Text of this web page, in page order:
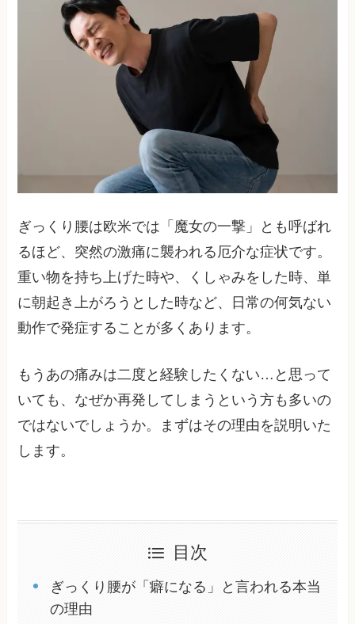
ぎっくり腰は欧米では「魔女の一撃」とも呼ばれ
るほど、突然の激痛に襲われる厄介な症状です。
重い物を持ち上げた時や、くしゃみをした時、単
に朝起き上がろうとした時など、日常の何気ない
動作で発症することが多くあります。
もうあの痛みは二度と経験したくない…と思って
いても、なぜか再発してしまうという方も多いの
ではないでしょうか。まずはその理由を説明いた
します。
目次
ぎっくり腰が「癖になる」と言われる本当
の理由